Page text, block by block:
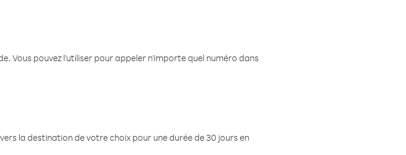
Vous pouvez l'utiliser pour appeler n'importe quel numéro dans
la destination de votre choix pour une durée de 30 jours en